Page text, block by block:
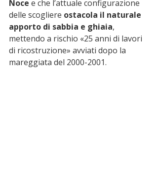
Noce e che l’attuale configurazione
delle scogliere ostacola il naturale
apporto di sabbia e ghiaia,
mettendo a rischio «25 anni di lavori
di ricostruzione» avviati dopo la
mareggiata del 2000-2001.